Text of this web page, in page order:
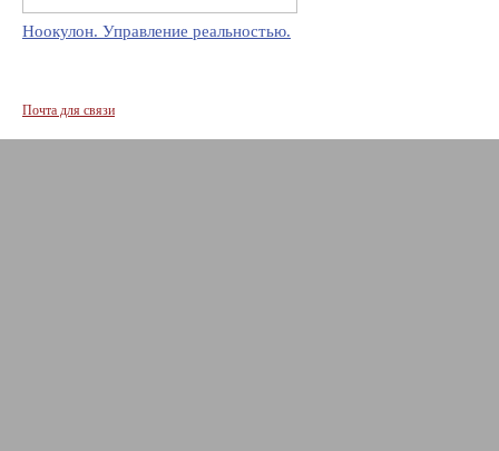
Ноокулон. Управление реальностью.
Почта для связи